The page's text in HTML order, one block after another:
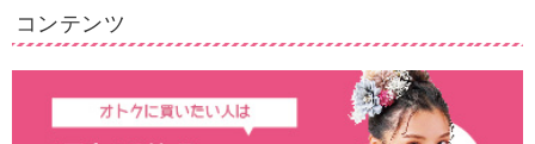
コンテンツ